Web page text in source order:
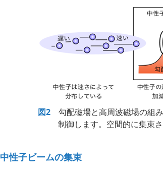
図2 勾配磁場と高周波磁場の組
制御します。空間的に集束
中性子ビームの集束